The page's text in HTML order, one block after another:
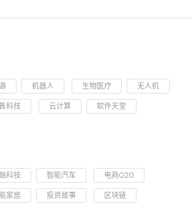
机器人 生物医疗 无人机
科技 云计算 软件天堂
科技 智能汽车 电商O2O
家居 投资故事 区块链